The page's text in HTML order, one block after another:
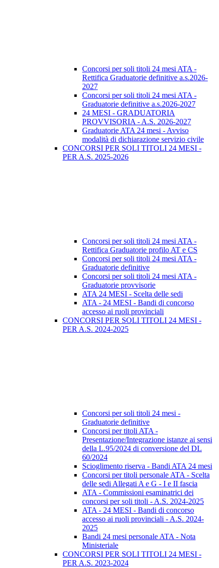
Concorsi per soli titoli 24 mesi ATA -
Rettifica Graduatorie definitive a.s.2026-
2027
Concorsi per soli titoli 24 mesi ATA -
Graduatorie definitive a.s.2026-2027
24 MESI - GRADUATORIA
PROVVISORIA - A.S. 2026-2027
Graduatorie ATA 24 mesi - Avviso
modalità di dichiarazione servizio civile
CONCORSI PER SOLI TITOLI 24 MESI -
PER A.S. 2025-2026
Concorsi per soli titoli 24 mesi ATA -
Rettifica Graduatorie profilo AT e CS
Concorsi per soli titoli 24 mesi ATA -
Graduatorie definitive
Concorsi per soli titoli 24 mesi ATA -
Graduatorie provvisorie
ATA 24 MESI - Scelta delle sedi
ATA - 24 MESI - Bandi di concorso
accesso ai ruoli provinciali
CONCORSI PER SOLI TITOLI 24 MESI -
PER A.S. 2024-2025
Concorsi per soli titoli 24 mesi -
Graduatorie definitive
Concorsi per titoli ATA -
Presentazione/Integrazione istanze ai sensi
della L.95/2024 di conversione del DL
60/2024
Scioglimento riserva - Bandi ATA 24 mesi
Concorsi per titoli personale ATA - Scelta
delle sedi Allegati A e G - I e II fascia
ATA - Commissioni esaminatrici dei
concorsi per soli titoli - A.S. 2024-2025
ATA - 24 MESI - Bandi di concorso
accesso ai ruoli provinciali - A.S. 2024-
2025
Bandi 24 mesi personale ATA - Nota
Ministeriale
CONCORSI PER SOLI TITOLI 24 MESI -
PER A.S. 2023-2024